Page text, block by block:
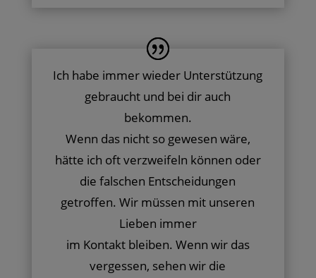
Ich habe immer wieder Unterstützung
gebraucht und bei dir auch
bekommen.
Wenn das nicht so gewesen wäre,
hätte ich oft verzweifeln können oder
die falschen Entscheidungen
getroffen. Wir müssen mit unseren
Lieben immer
im Kontakt bleiben. Wenn wir das
vergessen, sehen wir die